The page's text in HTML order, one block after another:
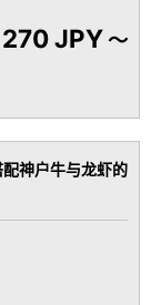
JPY～
配神户牛与龙虾的